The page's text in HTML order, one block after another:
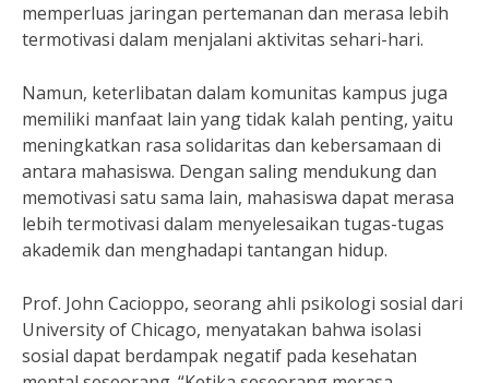
memperluas jaringan pertemanan dan merasa lebih
termotivasi dalam menjalani aktivitas sehari-hari.
Namun, keterlibatan dalam komunitas kampus juga
memiliki manfaat lain yang tidak kalah penting, yaitu
meningkatkan rasa solidaritas dan kebersamaan di
antara mahasiswa. Dengan saling mendukung dan
memotivasi satu sama lain, mahasiswa dapat merasa
lebih termotivasi dalam menyelesaikan tugas-tugas
akademik dan menghadapi tantangan hidup.
Prof. John Cacioppo, seorang ahli psikologi sosial dari
University of Chicago, menyatakan bahwa isolasi
sosial dapat berdampak negatif pada kesehatan